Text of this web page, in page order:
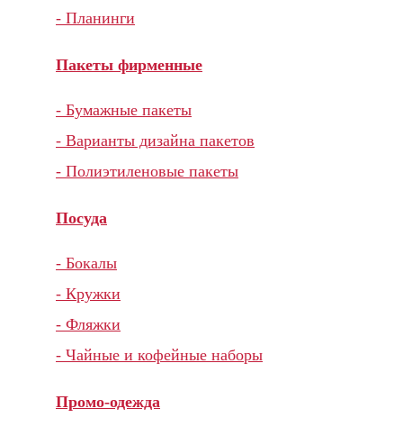
- Планинги
Пакеты фирменные
- Бумажные пакеты
- Варианты дизайна пакетов
- Полиэтиленовые пакеты
Посуда
- Бокалы
- Кружки
- Фляжки
- Чайные и кофейные наборы
Промо-одежда